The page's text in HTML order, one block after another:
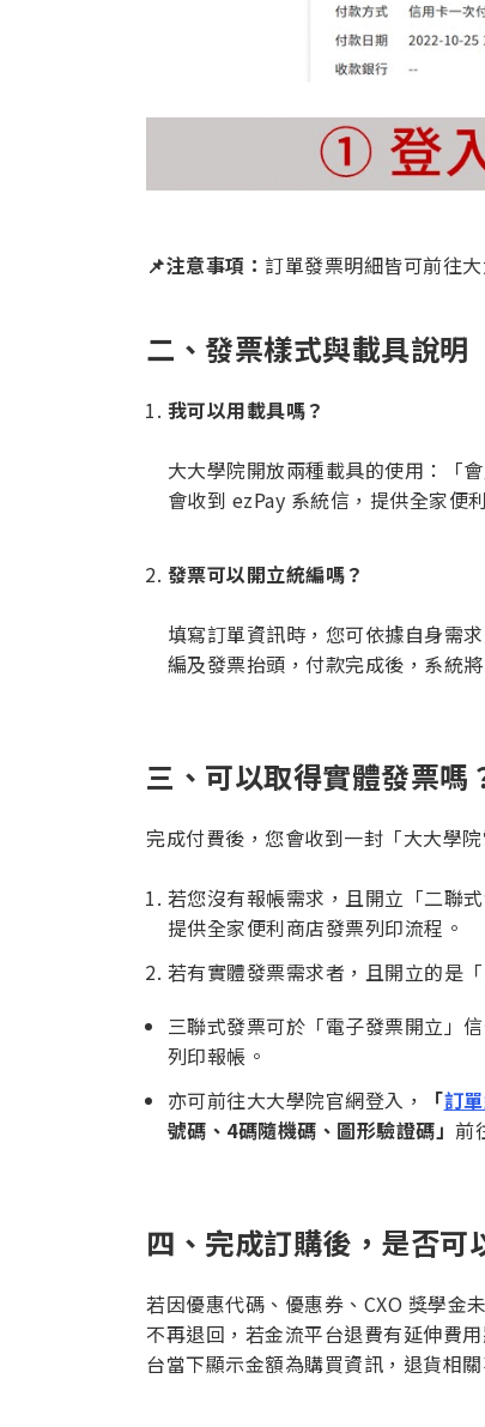
📌注意事項： 訂單發票明細皆可前往
二、發票樣式與載具說明
我可以用載具嗎？
大大學院開放兩種載具的使用：「
會收到 ezPay 系統信，提供全家便
發票可以開立統編嗎？
填寫訂單資訊時，您可依據自身需
編及發票抬頭，付款完成後，系統
三、可以取得實體發票嗎
完成付費後，您會收到一封「大大學
若您沒有報帳需求，且開立「二聯
提供全家便利商店發票列印流程。
若有實體發票需求者，且開立的是
三聯式發票可於「電子發票開立」
列印報帳。
亦可前往大大學院官網登入，
「訂
號碼、4碼隨機碼、圖形驗證碼」前
四、完成訂購後，是否可
若因優惠代碼、優惠券、CXO 獎學金
不再退回，若金流平台退費有延伸費
台當下顯示金額為購買資訊，退貨相